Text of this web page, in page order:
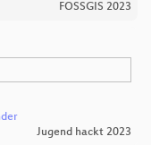
FOSSGIS 2023
Jugend hackt 2023